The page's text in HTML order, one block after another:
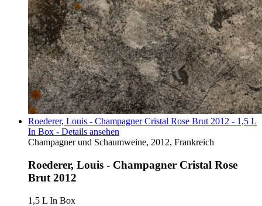
Roederer, Louis - Champagner Cristal Rose Brut 2012 - 1,5 L
In Box - Details ansehen
Champagner und Schaumweine, 2012, Frankreich
Roederer, Louis - Champagner Cristal Rose
Brut 2012
1,5 L In Box